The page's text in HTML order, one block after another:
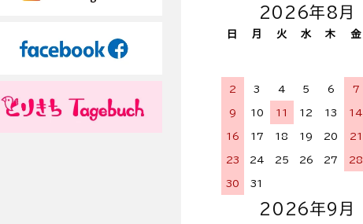
2026年8月
日 月 火 水 木 金
2 3 4 5 6 7
9 10 11 12 13 14
16 17 18 19 20 21
23 24 25 26 27 28
30 31
2026年9月